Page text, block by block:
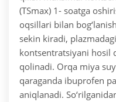
(TSmax) 1- soatga
oqsillari bilan
sekin kiradi,
kontsentratsiyani hosil
qolinadi. Orqa miya
qaraganda ibuprofen
aniqlanadi.